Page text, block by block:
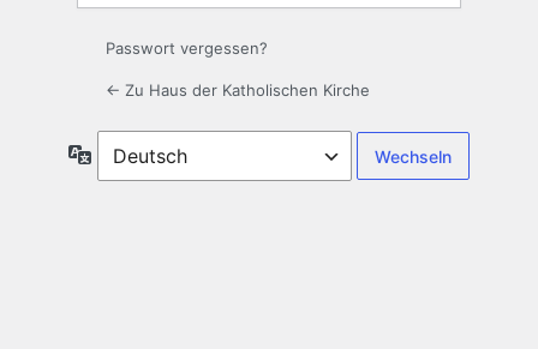
Passwort vergessen?
← Zu Haus der Katholischen Kirche
Sprache